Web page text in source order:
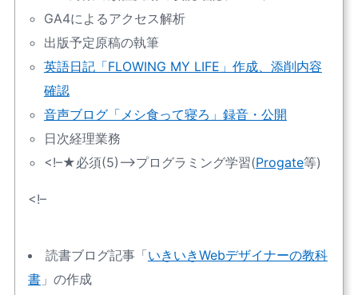
GA4によるアクセス解析
出版予定原稿の執筆
英語日記「FLOWING MY LIFE」作成、添削内容
確認
音声ブログ「メシ食って寝ろ」録音・公開
日次経理業務
<!–★必須(5) –>プログラミング学習(Progate等)
<!–
読書ブログ記事「いきいきWebデザイナーの教科
書」の作成